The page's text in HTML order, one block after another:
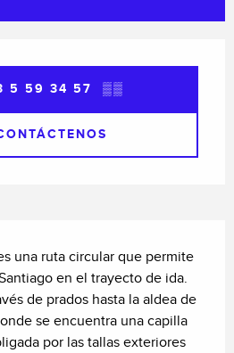
5 59 34 57 ▒▒
una ruta circular que permite
en el trayecto de ida.
de prados hasta la aldea de
se encuentra una capilla
por las tallas exteriores